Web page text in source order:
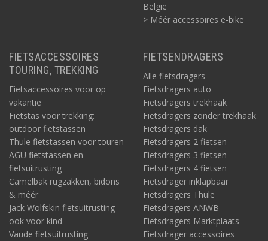
België
> Méér accessoires e-bike
FIETSACCESSOIRES
TOURING, TREKKING
Fietsaccessoires voor op
vakantie
Fietstas voor trekking:
outdoor fietstassen
Thule fietstassen voor touren
AGU fietstassen en
fietsuitrusting
Camelbak rugzakken, bidons
& méér
Jack Wolfskin fietsuitrusting
ook voor kind
Vaude fietsuitrusting
FIETSENDRAGERS
Alle fietsdragers
Fietsdragers auto
Fietsdragers trekhaak
Fietsdragers zonder trekhaak
Fietsdragers dak
Fietsdragers 2 fietsen
Fietsdragers 3 fietsen
Fietsdragers 4 fietsen
Fietsdrager inklapbaar
Fietsdragers Thule
Fietsdragers ANWB
Fietsdragers Marktplaats
Fietsdrager accessoires